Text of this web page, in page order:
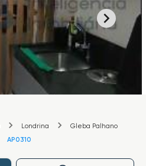
Londrina
Gleba Palhano
AP0310